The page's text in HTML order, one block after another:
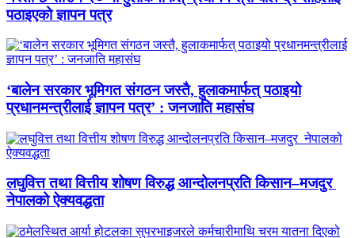
पठाइएको ज्ञापन पत्र
‘बालेन सरकार भूमिगत संगठन जस्तै, हुलाकमार्फत् पठाइयो
प्रधानमन्त्रीलाई ज्ञापन पत्र’ : जनजाति महासंघ
लघुवित्त तथा वित्तीय शोषण विरुद्ध आन्दोलनप्रति किसान–मजदुर
नेपालको ऐक्यवद्धता